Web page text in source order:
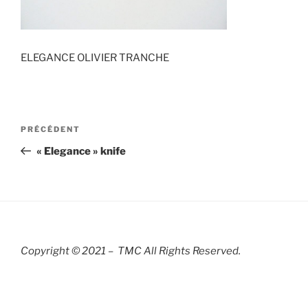
ELEGANCE OLIVIER TRANCHE
Navigation
l’article
Article
précédent
PRÉCÉDENT
« Elegance » knife
Copyright © 2021 – TMC All Rights Reserved.